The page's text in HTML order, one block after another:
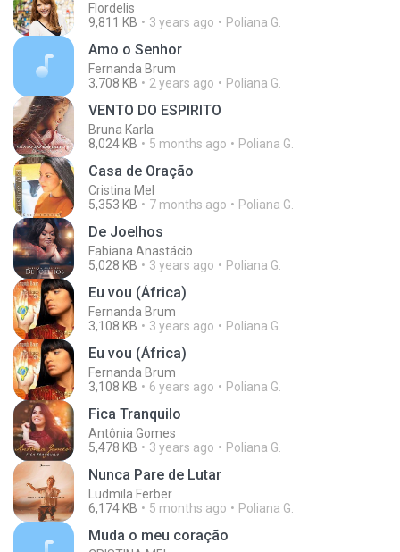
Flordelis
9,811 KB
3 years ago Poliana G.
Amo o Senhor
Fernanda Brum
3,708 KB
2 years ago Poliana G.
VENTO DO ESPIRITO
Bruna Karla
8,024 KB
5 months ago Poliana G.
Casa de Oração
Cristina Mel
5,353 KB
7 months ago Poliana G.
De Joelhos
Fabiana Anastácio
5,028 KB
3 years ago Poliana G.
Eu vou (África)
Fernanda Brum
3,108 KB
3 years ago Poliana G.
Eu vou (África)
Fernanda Brum
3,108 KB
6 years ago Poliana G.
Fica Tranquilo
Antônia Gomes
5,478 KB
3 years ago Poliana G.
Nunca Pare de Lutar
Ludmila Ferber
6,174 KB
5 months ago Poliana G.
Muda o meu coração